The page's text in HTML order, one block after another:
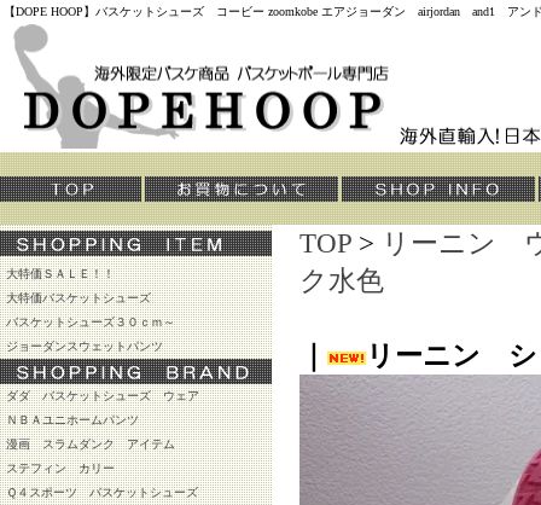
【DOPE HOOP】バスケットシューズ コービー zoomkobe エアジョーダン airjordan and1
大特価ＳＡＬＥ！！
大特価バスケットシューズ
バスケットシューズ３０ｃｍ～
ジョーダンスウェットパンツ
ダダ バスケットシューズ ウェア
ＮＢＡユニホームパンツ
漫画 スラムダンク アイテム
ステフィン カリー
Ｑ４スポーツ バスケットシューズ
TOP > リーニン
ク水色
リーニン